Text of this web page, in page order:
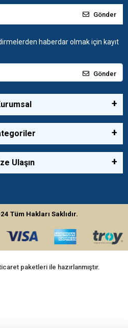
Gönder
haberdar olmak için kayıt
Gönder
Ulaşın
Tüm Hakları Saklıdır.
paketleri ile hazırlanmıştır.